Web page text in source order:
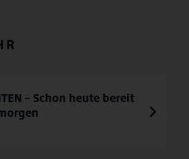
– Schon heute bereit